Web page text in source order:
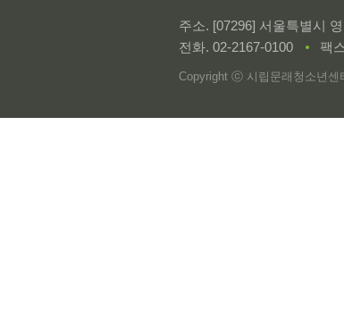
주소. [07296] 서울특별시
전화. 02-2167-0100 팩
Copyright ⓒ 시립문래청소년센